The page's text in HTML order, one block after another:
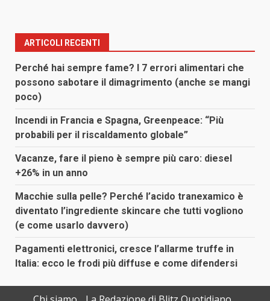
ARTICOLI RECENTI
Perché hai sempre fame? I 7 errori alimentari che
possono sabotare il dimagrimento (anche se mangi
poco)
Incendi in Francia e Spagna, Greenpeace: “Più
probabili per il riscaldamento globale”
Vacanze, fare il pieno è sempre più caro: diesel
+26% in un anno
Macchie sulla pelle? Perché l’acido tranexamico è
diventato l’ingrediente skincare che tutti vogliono
(e come usarlo davvero)
Pagamenti elettronici, cresce l’allarme truffe in
Italia: ecco le frodi più diffuse e come difendersi